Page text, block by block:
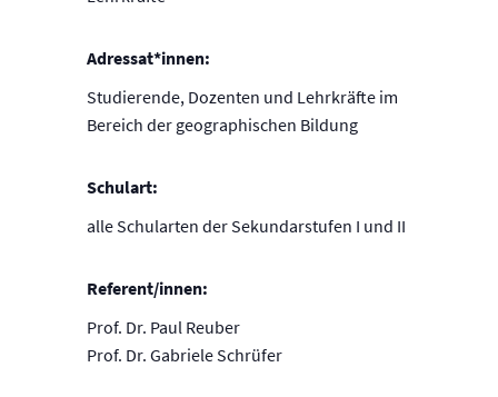
Adressat*innen:
Studierende, Dozenten und Lehrkräfte im
Bereich der geographischen Bildung
Schulart:
alle Schularten der Sekundarstufen I und II
Referent/innen:
Prof. Dr. Paul Reuber
Prof. Dr. Gabriele Schrüfer